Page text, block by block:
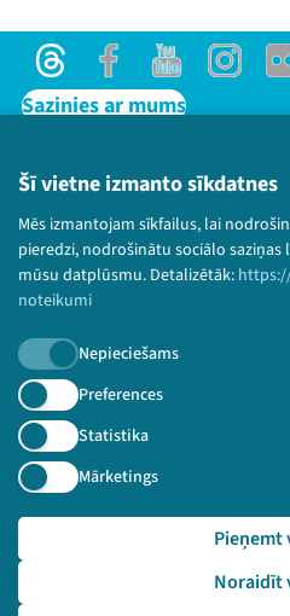
Šī vietne izmanto sīkdatnes
Mēs izmantojam sīkfailus, lai
pieredzi, nodrošinātu sociālo
mūsu datplūsmu. Detalizētāk:
noteikumi
Nepieciešams
Preferences
Statistika
Mārketings
Noraidīt
Pieņemt
ThreadsFacebookYoutube
Sazinies ar mums
Lietošanas noteikumi un
Bērnu aizsardzības politika
© 2026 Sarunu festivāls
paturētas.
Piesakies jaunumiem!
Nepalaid garām aktuālāko
Pieteikties